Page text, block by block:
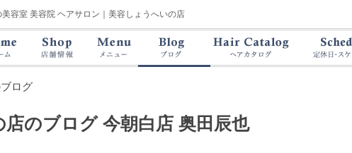
容室 美容院 ヘアサロン｜美容しょうへいの店
ログ
店のブログ今朝白店 奥田辰也